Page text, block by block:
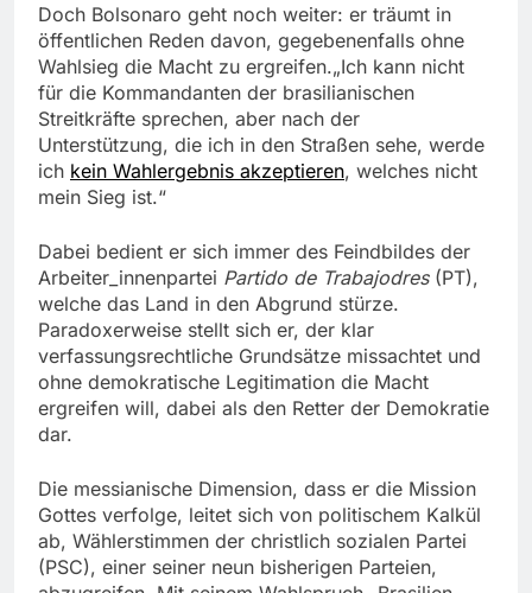
Doch Bolsonaro geht noch weiter: er träumt in
öffentlichen Reden davon, gegebenenfalls ohne
Wahlsieg die Macht zu ergreifen.„Ich kann nicht
für die Kommandanten der brasilianischen
Streitkräfte sprechen, aber nach der
Unterstützung, die ich in den Straßen sehe, werde
ich kein Wahlergebnis akzeptieren, welches nicht
mein Sieg ist.“
Dabei bedient er sich immer des Feindbildes der
Arbeiter_innenpartei Partido de Trabajodres(PT),
welche das Land in den Abgrund stürze.
Paradoxerweise stellt sich er, der klar
verfassungsrechtliche Grundsätze missachtet und
ohne demokratische Legitimation die Macht
ergreifen will, dabei als den Retter der Demokratie
dar.
Die messianische Dimension, dass er die Mission
Gottes verfolge, leitet sich von politischem Kalkül
ab, Wählerstimmen der christlich sozialen Partei
(PSC), einer seiner neun bisherigen Parteien,